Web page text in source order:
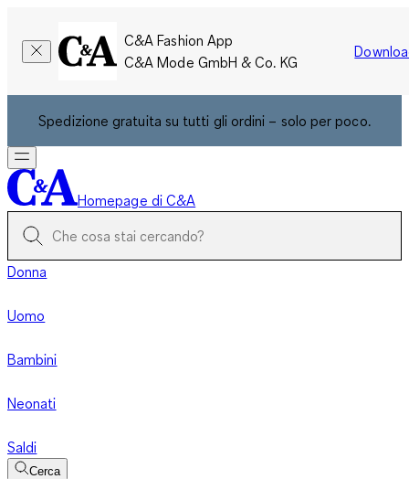
C&A Fashion App
C&A Mode GmbH & Co. KG
Spedizione gratuita su tutti gli ordini – solo per poco.
Homepage di C&A
Donna
Uomo
Bambini
Neonati
Saldi
Cerca